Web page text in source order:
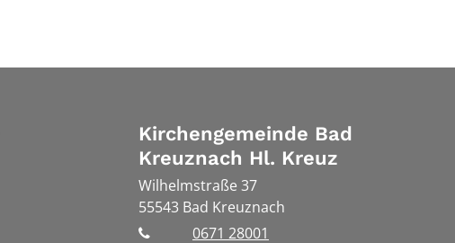
Kirchengemeinde Bad
Kreuznach Hl. Kreuz
Wilhelmstraße 37
55543 Bad Kreuznach
0671 28001